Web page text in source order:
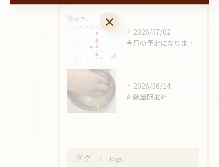
2026/07/02
今月の予定になります🙇‍♂️
2026/06/14
🌽数量限定🌽
タグ Tags
Instagramで予約・お問い合わせ